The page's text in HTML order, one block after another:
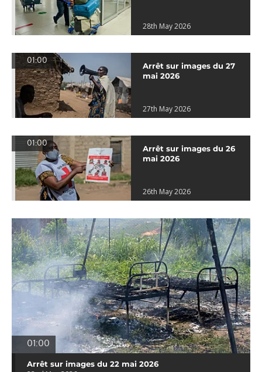
28th May 2026
01:00
Arrêt sur images du 27
mai 2026
27th May 2026
01:00
Arrêt sur images du 26
mai 2026
26th May 2026
01:00
Arrêt sur images du 22 mai 2026